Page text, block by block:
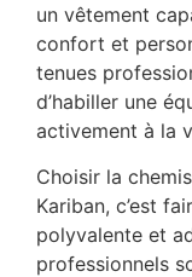
un vêtement
confort et
tenues
d’habiller une
activement à la
Choisir la
Kariban, c’est
polyvalente et
professionnels